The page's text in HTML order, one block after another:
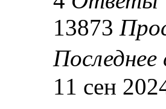
13873
11 сен